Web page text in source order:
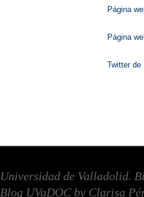
Página
Página
Twitter
Universidad de Valladolid.
Blog UVaDOC by Clarisa